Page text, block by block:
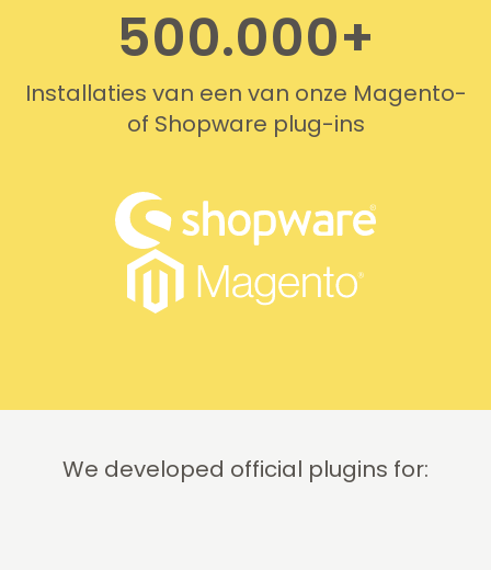
500.000+
Installaties van een van onze Magento-
of Shopware plug-ins
We developed official plugins for: